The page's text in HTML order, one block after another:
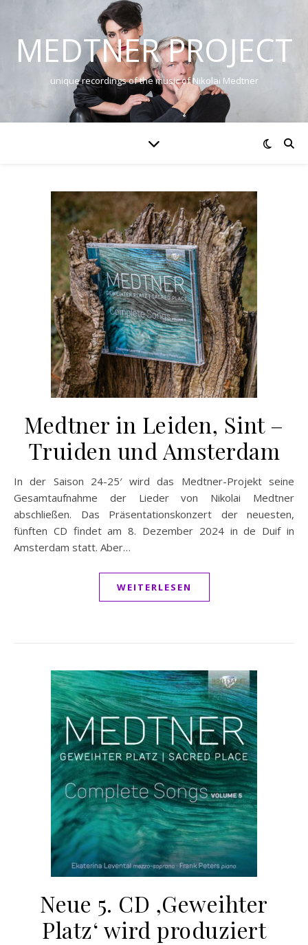
MEDTNER PROJECT
unique recordings of the music of Nikolai Medtner
Medtner in Leiden, Sint –
Truiden und Amsterdam
In der Saison 24-25′ wird das Medtner-Projekt seine
Gesamtaufnahme der Lieder von Nikolai Medtner
abschließen. Das Präsentationskonzert der neuesten,
fünften CD findet am 8. Dezember 2024 in de Duif in
Amsterdam statt. Aber…
WEITERLESEN
Neue 5. CD ‚Geweihter
Platz‘ wird produziert